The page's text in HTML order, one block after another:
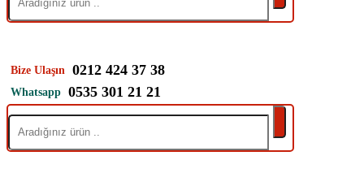
Bize Ulaşın 0212 424 37 38
Whatsapp 0535 301 21 21